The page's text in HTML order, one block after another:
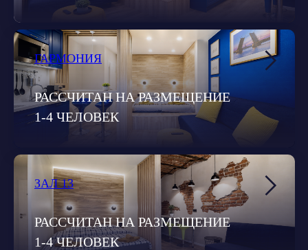
ГАРМОНИЯ
РАССЧИТАН НА РАЗМЕЩЕНИЕ
1-4 ЧЕЛОВЕК
ЗАЛ 13
РАССЧИТАН НА РАЗМЕЩЕНИЕ
1-4 ЧЕЛОВЕК